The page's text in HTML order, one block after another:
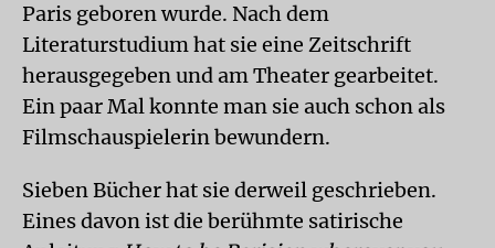
Paris geboren wurde. Nach dem
Literaturstudium hat sie eine Zeitschrift
herausgegeben und am Theater gearbeitet.
Ein paar Mal konnte man sie auch schon als
Filmschauspielerin bewundern.
Sieben Bücher hat sie derweil geschrieben.
Eines davon ist die berühmte satirische